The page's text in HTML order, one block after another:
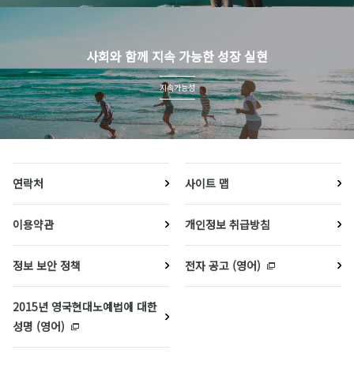
사회와 함께 지속 가능한 성장 실현
지속가능성
연락처 사이트 맵
이용약관 개인정보 취급방침
정보 보안 정책 전자 공고 (영어)
2015년 영국현대노예법에 대한
성명 (영어)